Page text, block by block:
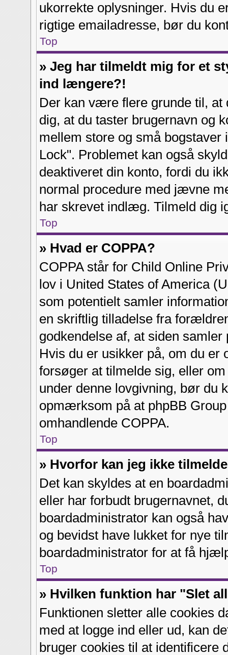
ukorrekte oplysninger. Hvis du
rigtige emailadresse, bør du
Top
» Jeg har tilmeldt mig for et
ind længere?!
Der kan være flere grunde til,
dig, at du taster brugernavn og
mellem store og små
Lock". Problemet kan også
deaktiveret din konto, fordi du
normal procedure med jævne
har skrevet indlæg. Tilmeld dig
Top
» Hvad er COPPA?
COPPA står for Child Online
lov i United States of America
som potentielt samler
en skriftlig tilladelse fra
godkendelse af, at siden
Hvis du er usikker på, om du er
forsøger at tilmelde sig, eller
under denne lovgivning, bør du
opmærksom på at phpBB
omhandlende COPPA.
Top
» Hvorfor kan jeg ikke
Det kan skyldes at en
eller har forbudt brugernavnet,
boardadministrator kan også
og bevidst have lukket for nye
boardadministrator for at få
Top
» Hvilken funktion har "Slet
Funktionen sletter alle cookies
med at logge ind eller ud, kan
bruger cookies til at identificere